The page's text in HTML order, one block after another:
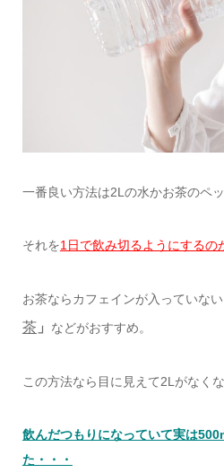
一番良い方法は2Lの水かお茶のペ
それを1日で飲み切るようにするの
お茶ならカフェインが入っていない
茶」 などがおすすめ。
この方法なら目に見えて2Lがなく
飲んだつもりになっていて実は
た・・・